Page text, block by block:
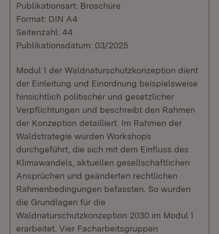
Publikationsart: Broschüre
Format: DIN A4
Seitenzahl: 44
Publikationsdatum: 03/2025
Modul 1 der Waldnaturschutzkonzeption dient
der Einleitung und Einordnung beispielsweise
hinsichtlich politischer und gesetzlicher
Verpflichtungen und beschreibt den Rahmen
der Konzeption detailliert. Im Rahmen der
Waldstrategie wurden Workshops
durchgeführt, die sich mit dem Einfluss des
Klimawandels, aktuellen gesellschaftlichen
Ansprüchen und geänderten rechtlichen
Rahmenbedingungen befassten. So wurden
die Grundlagen für die
Waldnaturschutzkonzeption 2030 im Modul 1
erarbeitet. Vier Facharbeitsgruppen